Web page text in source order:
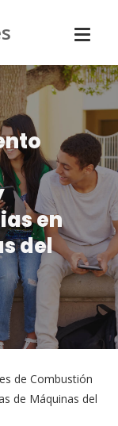
en
del
de Combustión
de Máquinas del